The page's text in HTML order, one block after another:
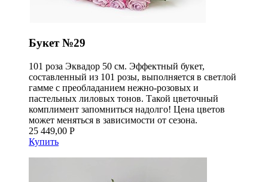
Букет №29
101 роза Эквадор 50 см. Эффектный букет,
составленный из 101 розы, выполняется в светлой
гамме с преобладанием нежно-розовых и
пастельных лиловых тонов. Такой цветочный
комплимент запомниться надолго! Цена цветов
может меняться в зависимости от сезона.
25 449,00 Р
Купить